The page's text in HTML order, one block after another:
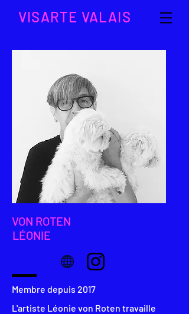
VISARTE VALAIS
VON ROTEN
LÉONIE
Membre depuis 2017
L'artiste Léonie von Roten travaille